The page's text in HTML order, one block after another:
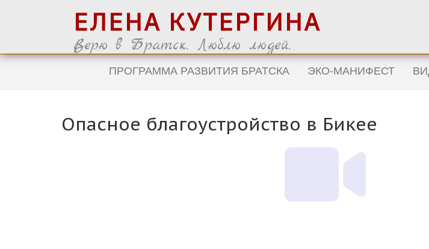
ЕЛЕНА КУТЕРГИНА
Верю в Братск. Люблю людей.
ПРОГРАММА РАЗВИТИЯ БРАТСКА ЭКО-МАНИФЕСТ
Опасное благоустройство в Бикее